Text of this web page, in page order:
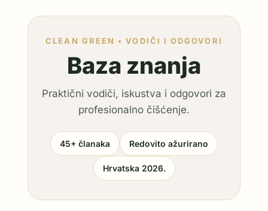
CLEAN GREEN • VODIČI I ODGOVORI
Baza znanja
Praktični vodiči, iskustva i odgovori za
profesionalno čišćenje.
45+ članaka Redovito ažurirano
Hrvatska 2026.